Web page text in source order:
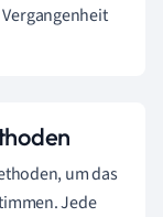
um das
Jede